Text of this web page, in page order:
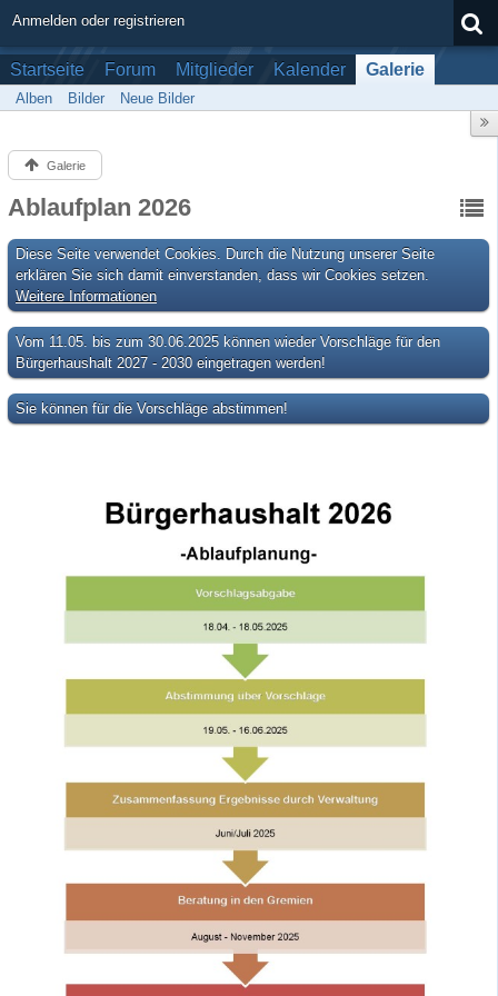
Anmelden oder registrieren
Startseite Forum Mitglieder Kalender Galerie
Alben Bilder Neue Bilder
Galerie
Ablaufplan 2026
Diese Seite verwendet Cookies. Durch die Nutzung unserer Seite
erklären Sie sich damit einverstanden, dass wir Cookies setzen.
Weitere Informationen
Vom 11.05. bis zum 30.06.2025 können wieder Vorschläge für den
Bürgerhaushalt 2027 - 2030 eingetragen werden!
Sie können für die Vorschläge abstimmen!